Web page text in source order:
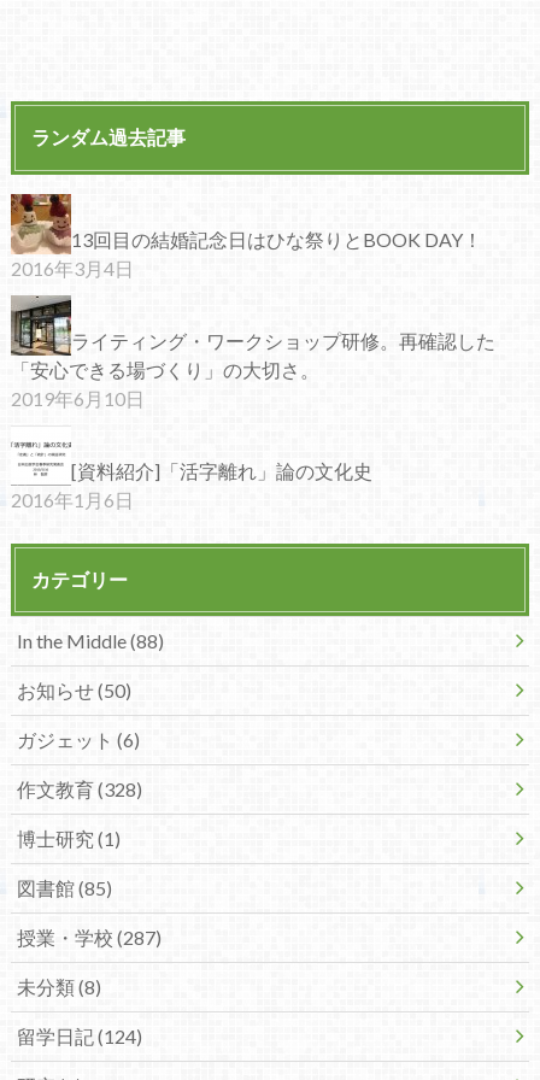
ランダム過去記事
13回目の結婚記念日はひな祭りとBOOK DAY！
2016年3月4日
ライティング・ワークショップ研修。再確認した
「安心できる場づくり」の大切さ。
2019年6月10日
[資料紹介]「活字離れ」論の文化史
2016年1月6日
カテゴリー
In the Middle (88)
お知らせ (50)
ガジェット (6)
作文教育 (328)
博士研究 (1)
図書館 (85)
授業・学校 (287)
未分類 (8)
留学日記 (124)